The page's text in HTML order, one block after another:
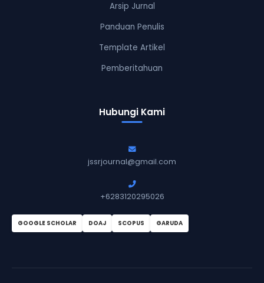
Arsip Jurnal
Panduan Penulis
Template Artikel
Pemberitahuan
Hubungi Kami
jssrjournal@gmail.com
+6283120295026
GOOGLE SCHOLAR DOAJ SCOPUS GARUDA